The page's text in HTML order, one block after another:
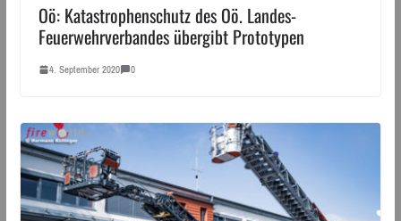
Oö: Katastrophenschutz des Oö. Landes-
Feuerwehrverbandes übergibt Prototypen
4. September 2020 0